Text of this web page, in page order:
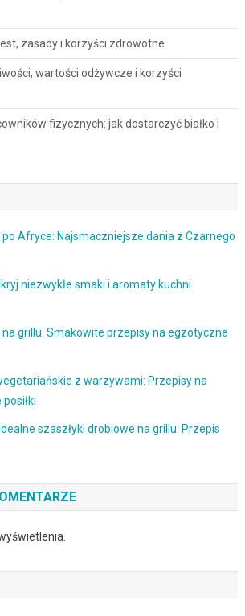
zasady i korzyści zdrowotne
wartości odżywcze i korzyści
fizycznych: jak dostarczyć białko i
po Afryce: Najsmaczniejsze dania z Czarnego
niezwykłe smaki i aromaty kuchni
na grillu: Smakowite przepisy na egzotyczne
z warzywami: Przepisy na
szaszłyki drobiowe na grillu: Przepis